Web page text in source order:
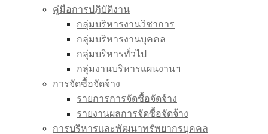
คู่มือการปฏิบัติงาน
กลุ่มบริหารงานวิชาการ
กลุ่มบริหารงานบุคคล
กลุ่มบริหารทั่วไป
กลุ่มงานบริหารแผนงานฯ
การจัดซื้อจัดจ้าง
รายการการจัดซื้อจัดจ้าง
รายงานผลการจัดซื้อจัดจ้าง
การบริหารและพัฒนาทรัพยากรบุคคล